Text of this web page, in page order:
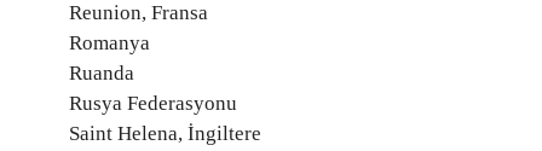
Reunion, Fransa
Romanya
Ruanda
Rusya Federasyonu
Saint Helena, İngiltere